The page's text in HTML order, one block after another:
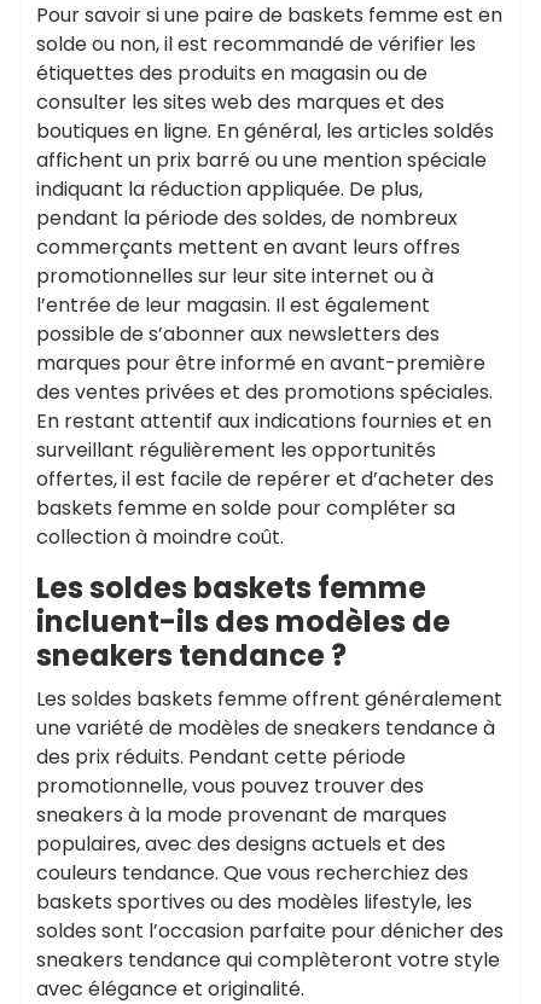
Pour savoir si une paire de baskets femme est en
solde ou non, il est recommandé de vérifier les
étiquettes des produits en magasin ou de
consulter les sites web des marques et des
boutiques en ligne. En général, les articles soldés
affichent un prix barré ou une mention spéciale
indiquant la réduction appliquée. De plus,
pendant la période des soldes, de nombreux
commerçants mettent en avant leurs offres
promotionnelles sur leur site internet ou à
l’entrée de leur magasin. Il est également
possible de s’abonner aux newsletters des
marques pour être informé en avant-première
des ventes privées et des promotions spéciales.
En restant attentif aux indications fournies et en
surveillant régulièrement les opportunités
offertes, il est facile de repérer et d’acheter des
baskets femme en solde pour compléter sa
collection à moindre coût.
Les soldes baskets femme
incluent-ils des modèles de
sneakers tendance ?
Les soldes baskets femme offrent généralement
une variété de modèles de sneakers tendance à
des prix réduits. Pendant cette période
promotionnelle, vous pouvez trouver des
sneakers à la mode provenant de marques
populaires, avec des designs actuels et des
couleurs tendance. Que vous recherchiez des
baskets sportives ou des modèles lifestyle, les
soldes sont l’occasion parfaite pour dénicher des
sneakers tendance qui complèteront votre style
avec élégance et originalité.